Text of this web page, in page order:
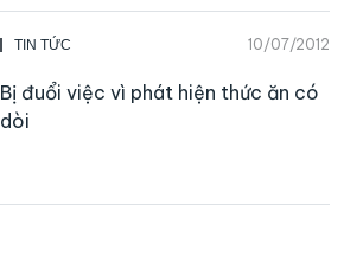
TIN TỨC 10/07/2012
Bị đuổi việc vì phát hiện thức ăn có
dòi